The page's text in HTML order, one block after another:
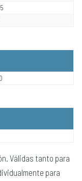
Válidas tanto para
para